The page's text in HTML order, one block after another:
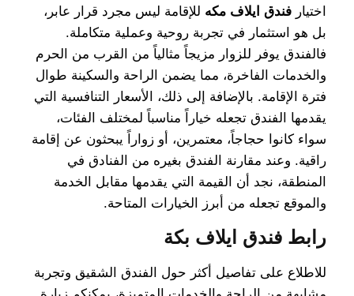
اختيار فندق ايلاف مكه للإقامة ليس مجرد قرار عابر،
بل هو استثمار في تجربة روحية وعملية متكاملة.
فالفندق يوفر للزوار مزيجاً مثالياً من القرب من الحرم
والخدمات الفاخرة، مما يضمن الراحة والسكينة طوال
فترة الإقامة. بالإضافة إلى ذلك، الأسعار التنافسية التي
يقدمها الفندق تجعله خياراً مناسباً لمختلف الفئات،
سواء كانوا حجاجاً، معتمرين، أو زواراً يبحثون عن إقامة
راقية. وعند مقارنة الفندق بغيره من الفنادق في
المنطقة، نجد أن القيمة التي يقدمها مقابل الخدمة
والموقع تجعله من أبرز الخيارات المتاحة.
رابط فندق ايلاف بكة
للاطلاع على تفاصيل أكثر حول الفندق الشقيق وتجربة